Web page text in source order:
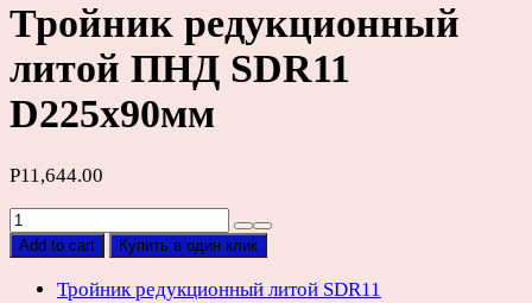
Тройник редукционный
литой ПНД SDR11
D225х90мм
Р11,644.00
Тройник
редукционный
ПНД
Add to cart Купить в один клик
Тройник редукционный литой SDR11